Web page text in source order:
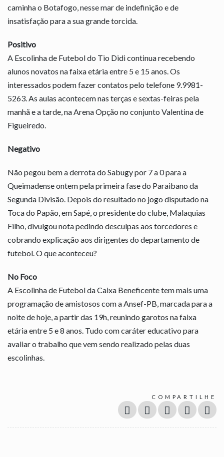
caminha o Botafogo, nesse mar de indefinição e de
insatisfação para a sua grande torcida.
Positivo
A Escolinha de Futebol do Tio Didi continua recebendo
alunos novatos na faixa etária entre 5 e 15 anos. Os
interessados podem fazer contatos pelo telefone 9.9981-
5263. As aulas acontecem nas terças e sextas-feiras pela
manhã e a tarde, na Arena Opção no conjunto Valentina de
Figueiredo.
Negativo
Não pegou bem a derrota do Sabugy por 7 a 0 para a
Queimadense ontem pela primeira fase do Paraibano da
Segunda Divisão. Depois do resultado no jogo disputado na
Toca do Papão, em Sapé, o presidente do clube, Malaquias
Filho, divulgou nota pedindo desculpas aos torcedores e
cobrando explicação aos dirigentes do departamento de
futebol. O que aconteceu?
No Foco
A Escolinha de Futebol da Caixa Beneficente tem mais uma
programação de amistosos com a Ansef-PB, marcada para a
noite de hoje, a partir das 19h, reunindo garotos na faixa
etária entre 5 e 8 anos. Tudo com caráter educativo para
avaliar o trabalho que vem sendo realizado pelas duas
escolinhas.
COMPARTILHE